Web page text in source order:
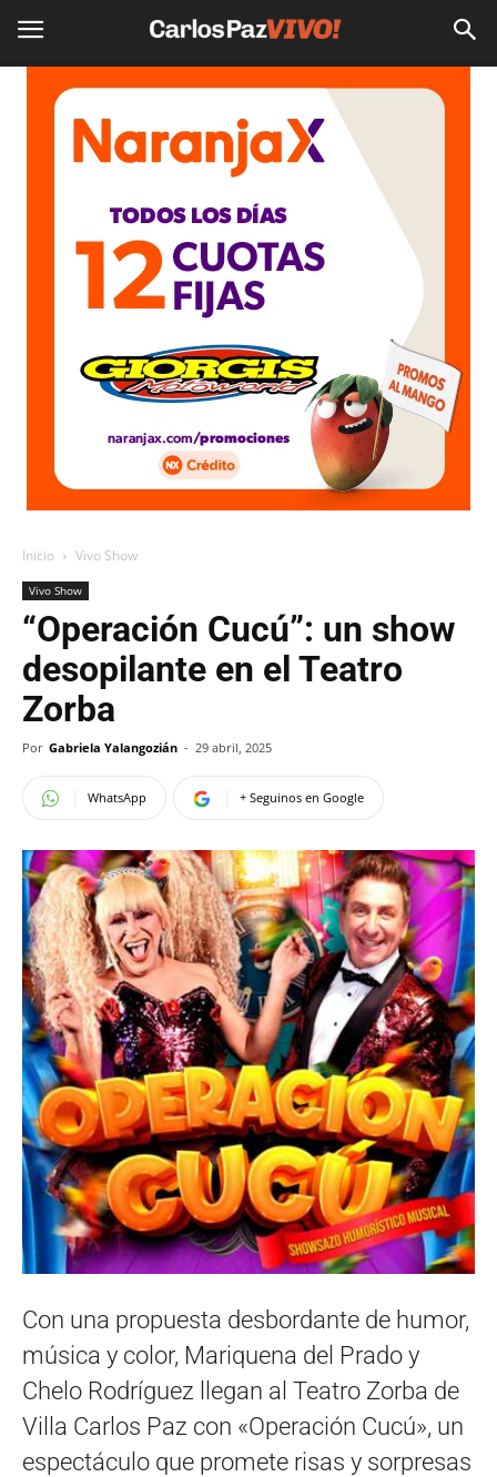
Inicio Vivo Show
Vivo Show
“Operación Cucú”: un show
desopilante en el Teatro
Zorba
Por Gabriela Yalangozián - 29 abril, 2025
WhatsApp + Seguinos en Google
Con una propuesta desbordante de humor,
música y color, Mariquena del Prado y
Chelo Rodríguez llegan al Teatro Zorba de
Villa Carlos Paz con «Operación Cucú», un
espectáculo que promete risas y sorpresas